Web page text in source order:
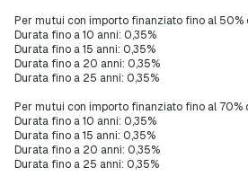
Per mutui con importo finanziato fino al 50%
Durata fino a 10 anni: 0,35%
Durata fino a 15 anni: 0,35%
Durata fino a 20 anni: 0,35%
Durata fino a 25 anni: 0,35%
Per mutui con importo finanziato fino al 70%
Durata fino a 10 anni: 0,35%
Durata fino a 15 anni: 0,35%
Durata fino a 20 anni: 0,35%
Durata fino a 25 anni: 0,35%